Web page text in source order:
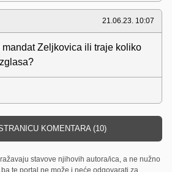
21.06.23. 10:07
Zeljkovica ili traje koliko
KOMENTARA (10)
stavove njihovih autora/ica, a ne nužno
te portal ne može i neće odgovarati za